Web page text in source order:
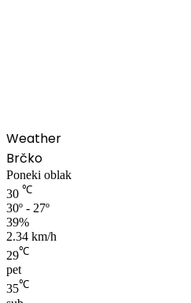
Weather
Brčko
Poneki oblak
30 ℃
30º - 27º
39%
2.34 km/h
29℃
pet
35℃